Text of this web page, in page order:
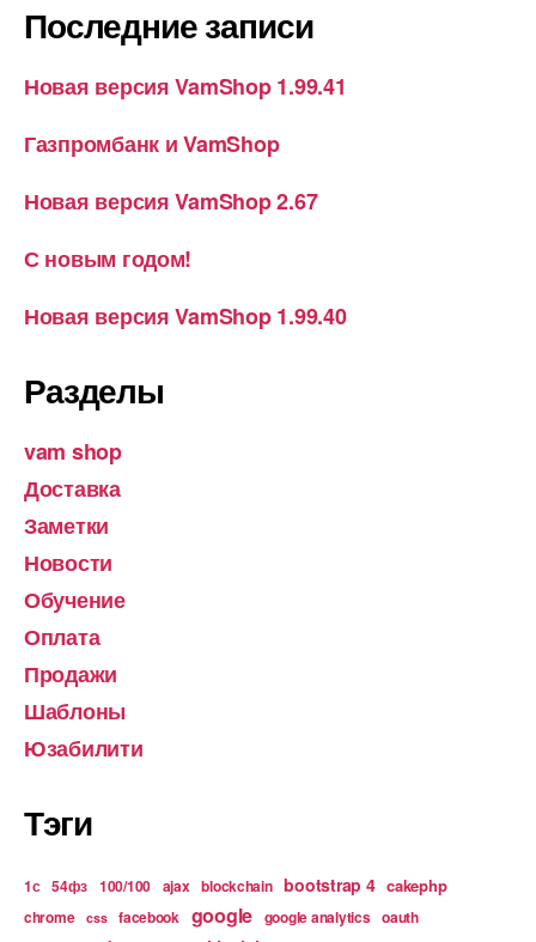
Последние записи
Новая версия VamShop 1.99.41
Газпромбанк и VamShop
Новая версия VamShop 2.67
С новым годом!
Новая версия VamShop 1.99.40
Разделы
vam shop
Доставка
Заметки
Новости
Обучение
Оплата
Продажи
Шаблоны
Юзабилити
Тэги
1с 54фз 100/100 ajax blockchain bootstrap 4 cakephp
chrome css facebook google google analytics oauth